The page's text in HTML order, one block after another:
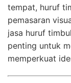
tempat, huruf
pemasaran
jasa huruf
penting untuk
memperkuat